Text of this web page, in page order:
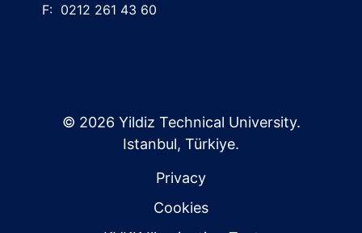
F: 0212 261 43 60
© 2026 Yildiz Technical University.
Istanbul, Türkiye.
Privacy
Cookies